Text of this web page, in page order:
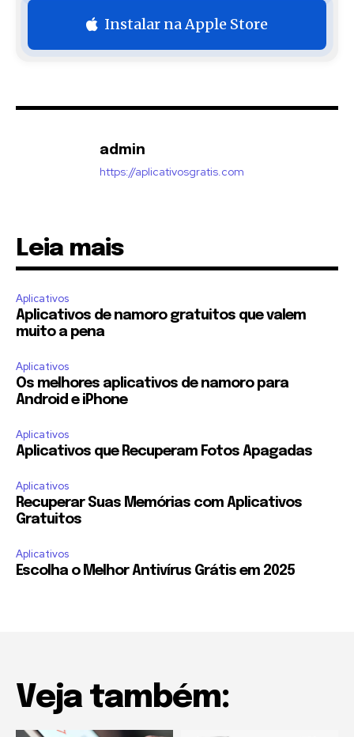
Instalar na Apple Store
admin
https://aplicativosgratis.com
Leia mais
Aplicativos
Aplicativos de namoro gratuitos que valem
muito a pena
Aplicativos
Os melhores aplicativos de namoro para
Android e iPhone
Aplicativos
Aplicativos que Recuperam Fotos Apagadas
Aplicativos
Recuperar Suas Memórias com Aplicativos
Gratuitos
Aplicativos
Escolha o Melhor Antivírus Grátis em 2025
Veja também: